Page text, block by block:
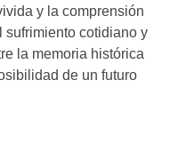
y la comprensión
sufrimiento cotidiano y
la memoria histórica
de un futuro